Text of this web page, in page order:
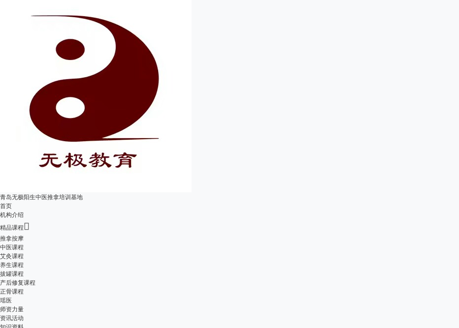
青岛无极阳生中医推拿培训基地
首页
机构介绍
精品课程
推拿按摩
中医课程
艾灸课程
养生课程
拔罐课程
产后修复课程
正骨课程
瑶医
师资力量
资讯活动
知识资料